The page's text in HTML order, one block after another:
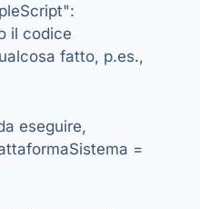
il codice
fatto, p.es.,
eseguire,
=